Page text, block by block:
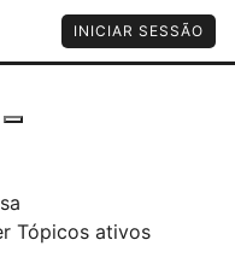
INICIAR SESSÃO
Tópicos ativos